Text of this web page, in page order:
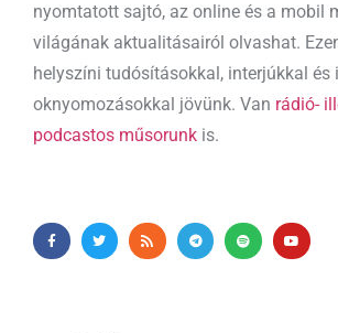
nyomtatott sajtó, az online és a mobil
világának aktualitásairól olvashat.
helyszíni tudósításokkal, interjúkkal és
oknyomozásokkal jövünk. Van rádió-
podcastos műsorunk is.